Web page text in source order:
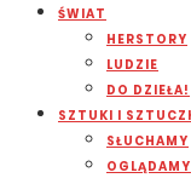
ŚWIAT
HERSTORY
LUDZIE
DO DZIEŁA!
SZTUKI I
SŁUCHAMY
OGLĄDAMY